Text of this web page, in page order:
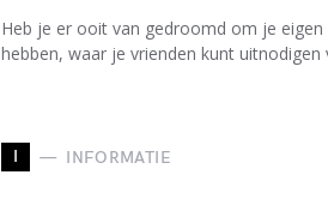
Heb je er ooit van gedroomd om je eigen
hebben, waar je vrienden kunt
I INFORMATIE